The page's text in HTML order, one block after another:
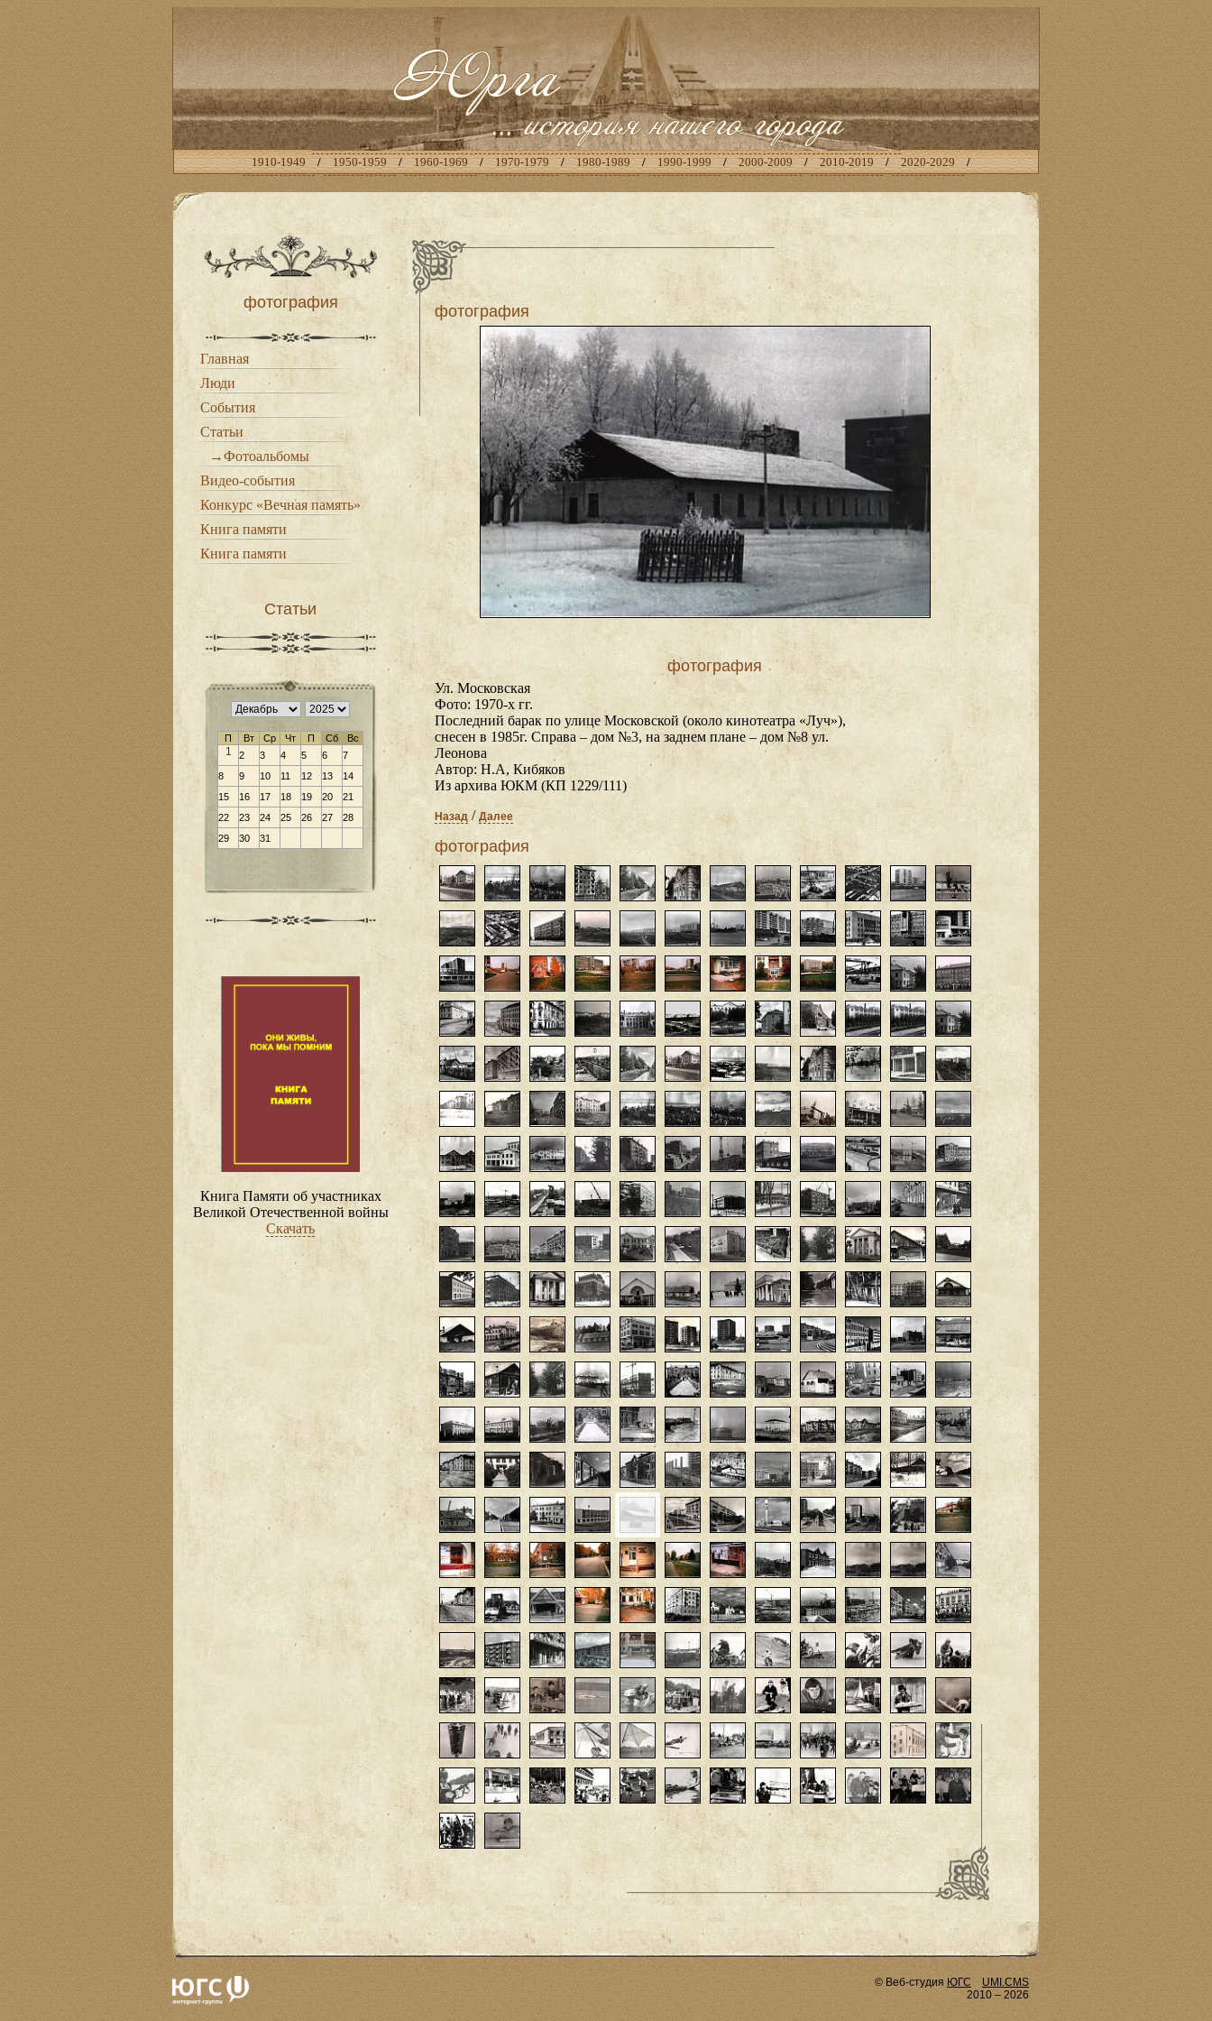
1910-1949 / 1950-1959 / 1960-1969 / 1970-1979 / 1980-1989 / 1990-1999 / 2000-2009 / 2010-2019 / 2020-2029 /
фотография
Главная
Люди
События
Статьи
→Фотоальбомы
Видео-события
Конкурс «Вечная память»
Книга памяти
Книга памяти
Статьи
П Вт Ср Чт П Сб Вс
1 2 3 4 5 6
7
8
9 10 11 12 13
14
15
16 17 18 19 20
21
22
23 24 25 26 27
28
29
30 31
Книга Памяти об участниках
Великой Отечественной войны
Скачать
фотография
фотография
Ул. Московская
Фото: 1970-х гг.
Последний барак по улице Московской (около кинотеатра «Луч»),
снесен в 1985г. Справа – дом №3, на заднем плане – дом №8 ул.
Леонова
Автор: Н.А, Кибяков
Из архива ЮКМ (КП 1229/111)
Назад / Далее
фотография
© Веб-студия ЮГС
UMI.CMS
2010 – 2026